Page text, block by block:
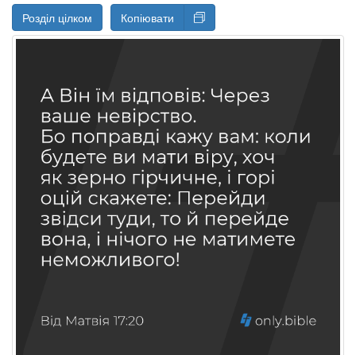
Розділ цілком Копіювати